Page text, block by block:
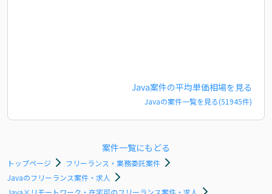
Java案件の平均単価相場を見る
Javaの案件一覧を見る(51945件)
案件一覧にもどる
トップページ
フリーランス・業務委託案件
Javaのフリーランス案件・求人
Java×リモートワーク・在宅可のフリーランス案件・求人